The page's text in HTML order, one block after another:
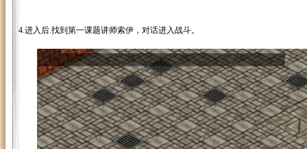
4.进入后.找到第一课题讲师索伊，对话进入战斗。